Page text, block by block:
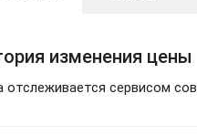
изменения цены
отслеживается сервисом